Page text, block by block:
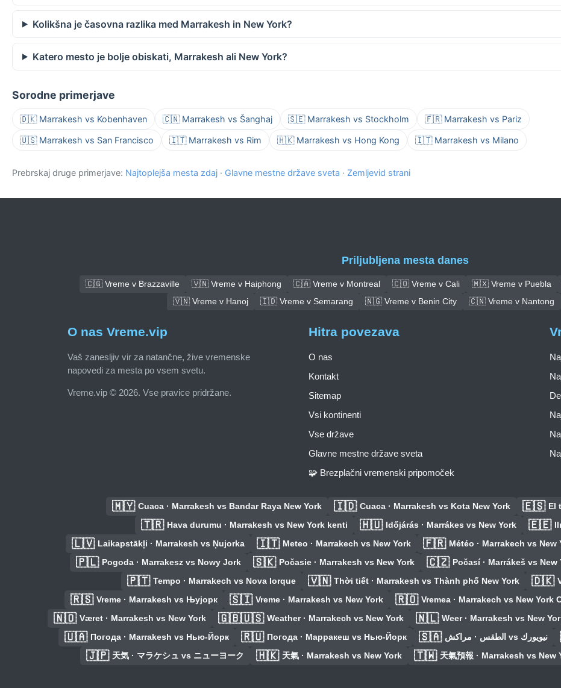
Kolikšna je časovna razlika med Marrakesh in New York?
Katero mesto je bolje obiskati, Marrakesh ali New York?
Sorodne primerjave
🇩🇰 Marrakesh vs Kobenhaven 🇨🇳 Marrakesh vs Šanghaj 🇸🇪 Marrakesh vs Stockholm 🇫🇷 Marrakesh vs Pariz
🇺🇸 Marrakesh vs San Francisco 🇮🇹 Marrakesh vs Rim 🇭🇰 Marrakesh vs Hong Kong 🇮🇹 Marrakesh vs Milano
Prebrskaj druge primerjave: Najtoplejša mesta zdaj · Glavne mestne države sveta · Zemljevid strani
Priljubljena mesta danes
🇨🇬 Vreme v Brazzaville 🇻🇳 Vreme v Haiphong 🇨🇦 Vreme v Montreal 🇨🇴 Vreme v Cali 🇲🇽 Vreme v Puebla
🇻🇳 Vreme v Hanoj
🇮🇩 Vreme v Semarang 🇳🇬 Vreme v Benin City 🇨🇳 Vreme v Nantong
O nas Vreme.vip
Vaš zanesljiv vir za natančne, žive vremenske
napovedi za mesta po vsem svetu.
Vreme.vip © 2026. Vse pravice pridržane.
Hitra povezava
O nas
Kontakt
Sitemap
Vsi kontinenti
Vse države
Glavne mestne države sveta
🧩 Brezplačni vremenski pripomoček
🇲🇾 Cuaca · Marrakesh vs Bandar Raya New York 🇮🇩 Cuaca · Marrakesh vs Kota New York 🇪🇸 El
🇹🇷 Hava durumu · Marrakesh vs New York kenti 🇭🇺 Időjárás · Marrákes vs New York 🇪🇪
🇱🇻 Laikapstākļi · Marrakesh vs Ņujorka 🇮🇹 Meteo · Marrakech vs New York 🇫🇷 Météo · Marrakech vs New
🇵🇱 Pogoda · Marrakesz vs Nowy Jork 🇸🇰 Počasie · Marrakesh vs New York 🇨🇿 Počasí · Marrákeš vs New
🇵🇹 Tempo · Marrakech vs Nova Iorque 🇻🇳 Thời tiết · Marrakesh vs Thành phố New York 🇩🇰
🇷🇸 Vreme · Marrakesh vs Њујорк 🇸🇮 Vreme · Marrakesh vs New York 🇷🇴 Vremea · Marrakech vs New York
🇳🇴 Været · Marrakesh vs New York 🇬🇧🇺🇸 Weather · Marrakech vs New York 🇳🇱 Weer · Marrakesh vs New
🇺🇦 Погода · Marrakesh vs Нью-Йорк 🇷🇺 Погода · Марракеш vs Нью-Йорк 🇸🇦 الطقس · مراكش vs نيويورك
🇯🇵 天気 · マラケシュ vs ニューヨーク 🇭🇰 天氣 · Marrakesh vs New York 🇹🇼 天氣預報 · Marrakesh vs New